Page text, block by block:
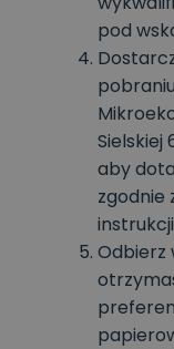
pod
Sielskiej
aby
zgodnie
Odbierz